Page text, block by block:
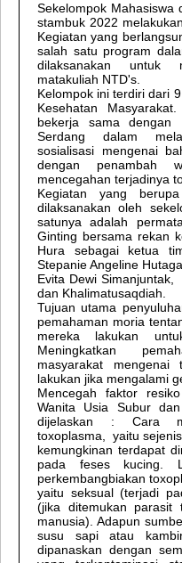
Sekelompok Mahasiswa
stambuk 2022
Kegiatan yang
salah satu program
dilaksanakan untuk
matakuliah NTD's.
Kelompok ini terdiri dari
Kesehatan
bekerja sama dengan
Serdang dalam
sosialisasi mengenai
dengan penambah
mencegahan terjadinya
Kegiatan yang
dilaksanakan oleh
satunya adalah
Ginting bersama rekan
Hura sebagai ketua
Stepanie Angeline
Evita Dewi
dan Khalimatusaqdiah.
Tujuan utama
pemahaman moria
mereka lakukan
Meningkatkan
masyarakat
lakukan jika mengalami
Mencegah faktor
Wanita Usia Subur
dijelaskan : Cara
toxoplasma, yaitu
kemungkinan terdapat
pada feses kucing.
perkembangbiakan
yaitu seksual (terjadi
(jika ditemukan parasit
manusia). Adapun
susu sapi atau
dipanaskan dengan